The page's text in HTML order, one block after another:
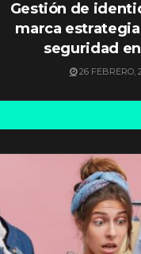
Gestión de
marca
seguridad
26 FEBRERO,